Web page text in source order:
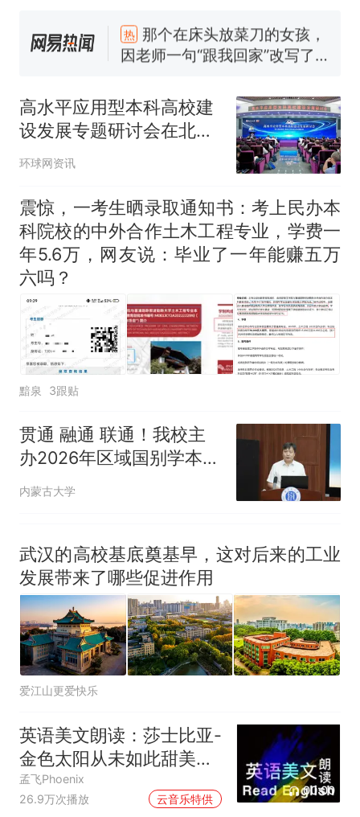
热
那个在床头放菜刀的女孩，
因老师一句“跟我回家”改写了
高水平应用型本科高校建
设发展专题研讨会在北方
工业大学举行
环球网资讯
震惊，一考生晒录取通知书：考上民办本
科院校的中外合作土木工程专业，学费一
年5.6万，网友说：毕业了一年能赚五万
六吗？
黯泉 3跟贴
贯通 融通 联通！我校主
办2026年区域国别学本硕
博一体化培养研讨会
内蒙古大学
武汉的高校基底奠基早，这对后来的工业
发展带来了哪些促进作用
爱江山更爱快乐
英语美文朗读：莎士比亚-
金色太阳从未如此甜美吻
过
孟飞Phoenix
26.9万次播放
云音乐特供
00:00